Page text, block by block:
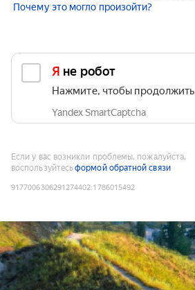
Почему это могло произойти?
Я не робот
Нажмите, чтобы продолжить
Yandex SmartCaptcha
Если у вас возникли проблемы, пожалуйста,
воспользуйтесьформой обратной связи
9177006306291274402:1786015492